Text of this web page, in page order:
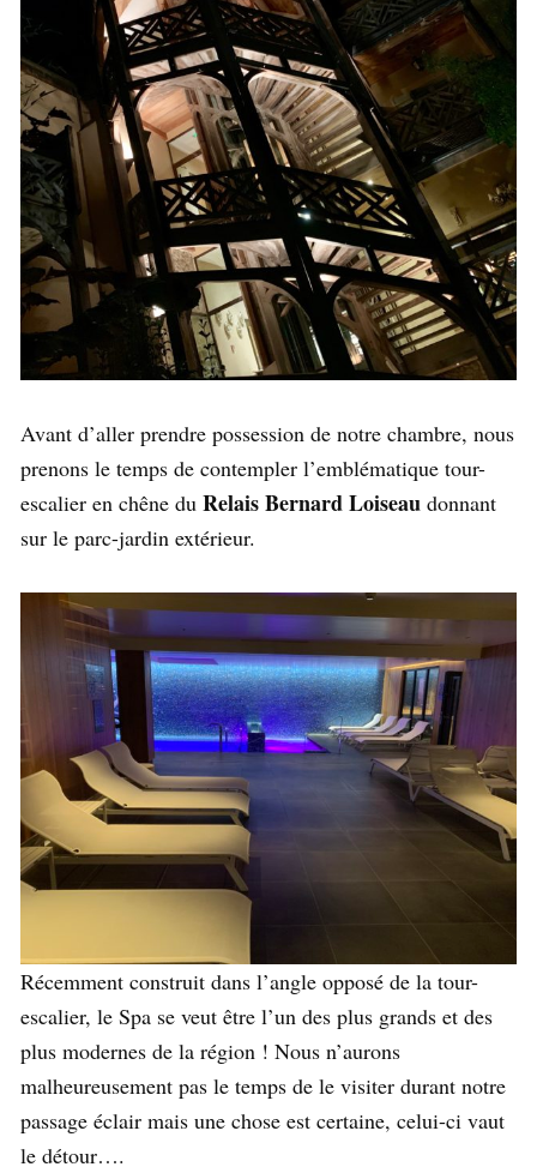
Avant d’aller prendre possession de notre chambre, nous
prenons le temps de contempler l’emblématique tour-
escalier en chêne du Relais Bernard Loiseau donnant
sur le parc-jardin extérieur.
Récemment construit dans l’angle opposé de la tour-
escalier, le Spa se veut être l’un des plus grands et des
plus modernes de la région ! Nous n’aurons
malheureusement pas le temps de le visiter durant notre
passage éclair mais une chose est certaine, celui-ci vaut
le détour….